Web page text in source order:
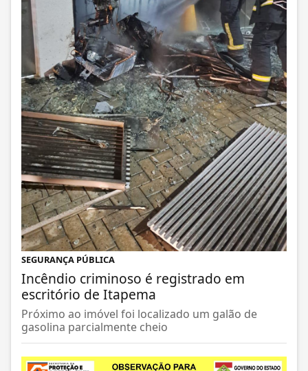
SEGURANÇA PÚBLICA
Incêndio criminoso é registrado em
escritório de Itapema
Próximo ao imóvel foi localizado um galão de
gasolina parcialmente cheio